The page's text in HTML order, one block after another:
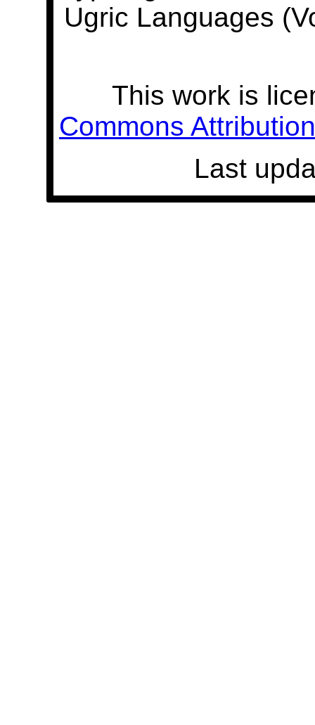
Ugric Languages
This work is
Commons
Last